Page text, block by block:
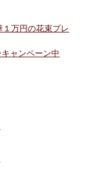
万円の花束プレ
ャンペーン中